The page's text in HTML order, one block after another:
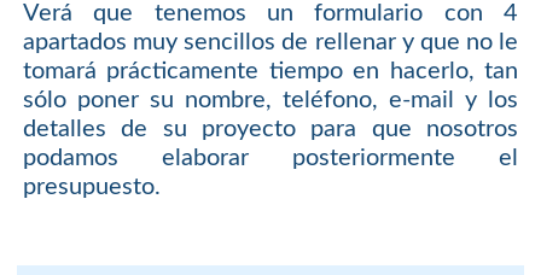
Verá que tenemos un formulario con 4
apartados muy sencillos de rellenar y que no le
tomará prácticamente tiempo en hacerlo, tan
sólo poner su nombre, teléfono, e-mail y los
detalles de su proyecto para que nosotros
podamos elaborar posteriormente el
presupuesto.